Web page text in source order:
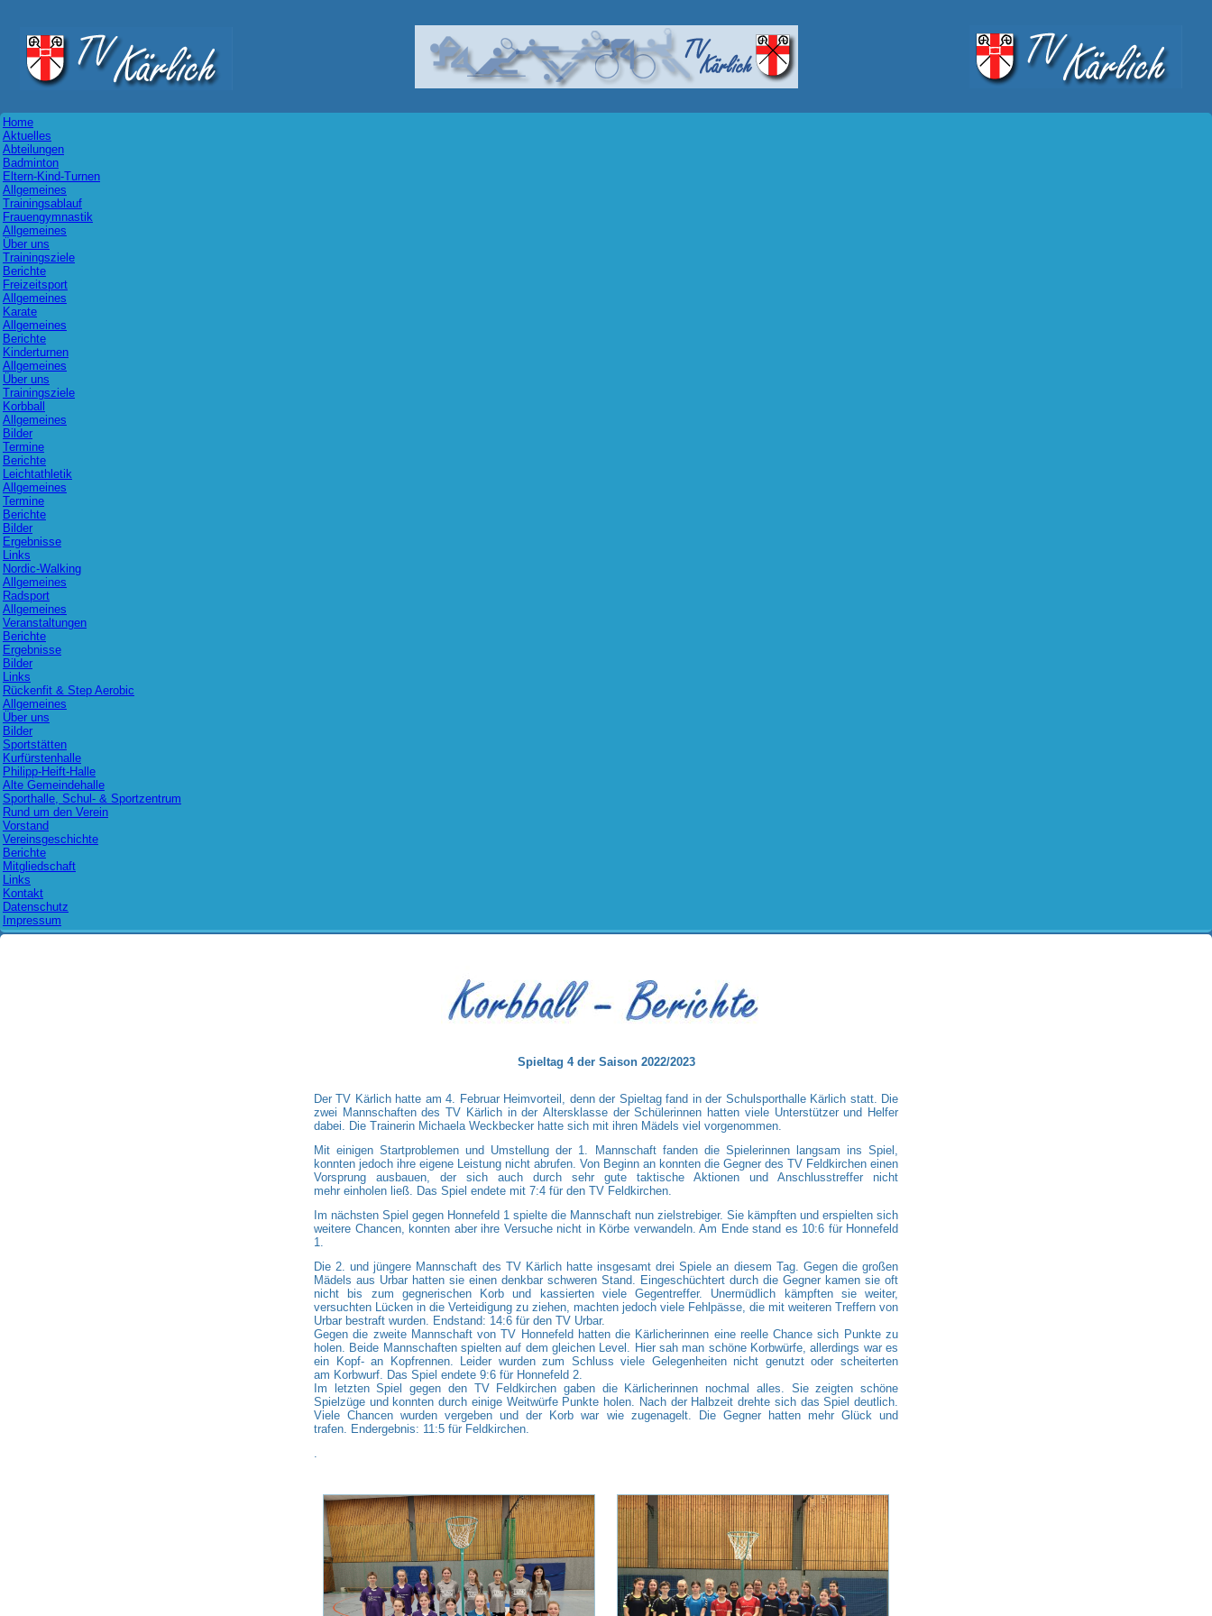
Home
Aktuelles
Abteilungen
Badminton
Eltern-Kind-Turnen
Allgemeines
Trainingsablauf
Frauengymnastik
Allgemeines
Über uns
Trainingsziele
Berichte
Freizeitsport
Allgemeines
Karate
Allgemeines
Berichte
Kinderturnen
Allgemeines
Über uns
Trainingsziele
Korbball
Allgemeines
Bilder
Termine
Berichte
Leichtathletik
Allgemeines
Termine
Berichte
Bilder
Ergebnisse
Links
Nordic-Walking
Allgemeines
Radsport
Allgemeines
Veranstaltungen
Berichte
Ergebnisse
Bilder
Links
Rückenfit & Step Aerobic
Allgemeines
Über uns
Bilder
Sportstätten
Kurfürstenhalle
Philipp-Heift-Halle
Alte Gemeindehalle
Sporthalle, Schul- & Sportzentrum
Rund um den Verein
Vorstand
Vereinsgeschichte
Berichte
Mitgliedschaft
Links
Kontakt
Datenschutz
Impressum
Spieltag 4 der Saison 2022/2023
Der TV Kärlich hatte am 4. Februar Heimvorteil, denn der Spieltag fand in der Schulsporthalle Kärlich statt. Die
zwei Mannschaften des TV Kärlich in der Altersklasse der Schülerinnen hatten viele Unterstützer und Helfer
dabei. Die Trainerin Michaela Weckbecker hatte sich mit ihren Mädels viel vorgenommen.
Mit einigen Startproblemen und Umstellung der 1. Mannschaft fanden die Spielerinnen langsam ins Spiel,
konnten jedoch ihre eigene Leistung nicht abrufen. Von Beginn an konnten die Gegner des TV Feldkirchen einen
Vorsprung ausbauen, der sich auch durch sehr gute taktische Aktionen und Anschlusstreffer nicht
mehr einholen ließ. Das Spiel endete mit 7:4 für den TV Feldkirchen.
Im nächsten Spiel gegen Honnefeld 1 spielte die Mannschaft nun zielstrebiger. Sie kämpften und erspielten sich
weitere Chancen, konnten aber ihre Versuche nicht in Körbe verwandeln. Am Ende stand es 10:6 für Honnefeld
1.
Die 2. und jüngere Mannschaft des TV Kärlich hatte insgesamt drei Spiele an diesem Tag. Gegen die großen
Mädels aus Urbar hatten sie einen denkbar schweren Stand. Eingeschüchtert durch die Gegner kamen sie oft
nicht bis zum gegnerischen Korb und kassierten viele Gegentreffer. Unermüdlich kämpften sie weiter,
versuchten Lücken in die Verteidigung zu ziehen, machten jedoch viele Fehlpässe, die mit weiteren Treffern von
Urbar bestraft wurden. Endstand: 14:6 für den TV Urbar.
Gegen die zweite Mannschaft von TV Honnefeld hatten die Kärlicherinnen eine reelle Chance sich Punkte zu
holen. Beide Mannschaften spielten auf dem gleichen Level. Hier sah man schöne Korbwürfe, allerdings war es
ein Kopf- an Kopfrennen. Leider wurden zum Schluss viele Gelegenheiten nicht genutzt oder scheiterten
am Korbwurf. Das Spiel endete 9:6 für Honnefeld 2.
Im letzten Spiel gegen den TV Feldkirchen gaben die Kärlicherinnen nochmal alles. Sie zeigten schöne
Spielzüge und konnten durch einige Weitwürfe Punkte holen. Nach der Halbzeit drehte sich das Spiel deutlich.
Viele Chancen wurden vergeben und der Korb war wie zugenagelt. Die Gegner hatten mehr Glück und
trafen. Endergebnis: 11:5 für Feldkirchen.
.